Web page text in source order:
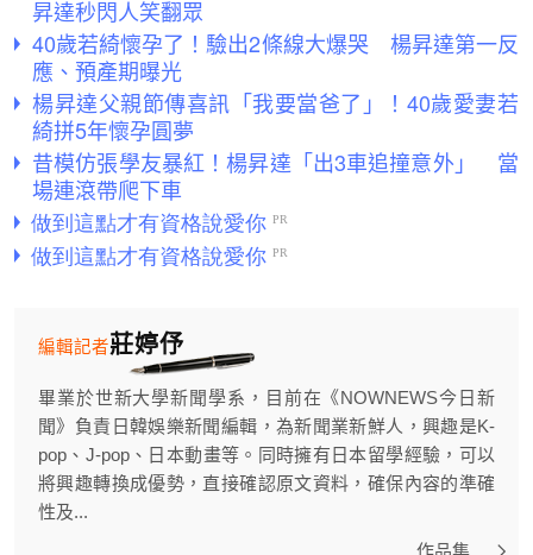
昇達秒閃人笑翻眾
40歲若綺懷孕了！驗出2條線大爆哭 楊昇達第一反
應、預產期曝光
楊昇達父親節傳喜訊「我要當爸了」！40歲愛妻若
綺拼5年懷孕圓夢
昔模仿張學友暴紅！楊昇達「出3車追撞意外」 當
場連滾帶爬下車
莊婷伃
編輯記者
畢業於世新大學新聞學系，目前在《NOWNEWS今日新
聞》負責日韓娛樂新聞編輯，為新聞業新鮮人，興趣是K-
pop、J-pop、日本動畫等。同時擁有日本留學經驗，可以
將興趣轉換成優勢，直接確認原文資料，確保內容的準確
性及...
作品集